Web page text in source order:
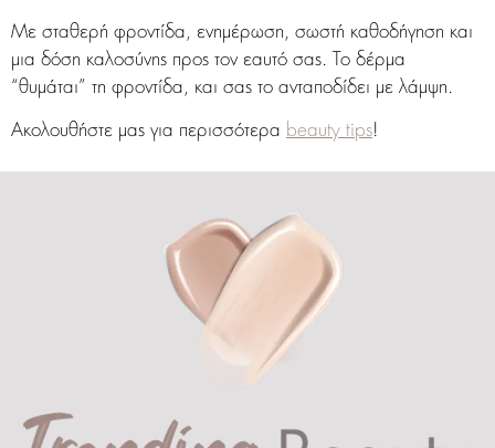
Με σταθερή φροντίδα, ενημέρωση, σωστή καθοδήγηση και
μια δόση καλοσύνης προς τον εαυτό σας. Το δέρμα
“θυμάται” τη φροντίδα, και σας το ανταποδίδει με λάμψη.
Ακολουθήστε μας για περισσότερα beauty tips!